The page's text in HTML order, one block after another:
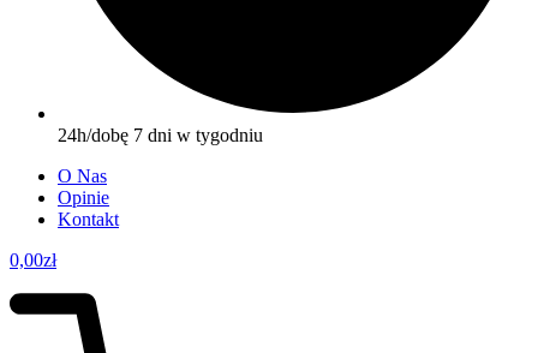
24h/dobę 7 dni w tygodniu
O Nas
Opinie
Kontakt
0,00zł